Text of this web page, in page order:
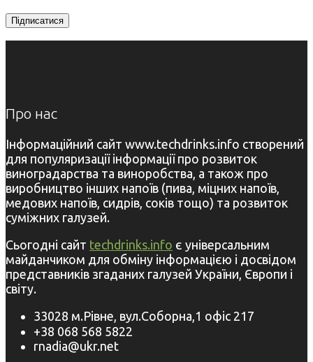
Про нас
Інформаційний сайт www.techdrinks.info створений
для популяризації інформації про розвиток
виноградарства та виноробства, а також про
виробництво інших напоїв (пива, міцних напоїв,
медових напоїв, сидрів, соків тощо) та розвиток
суміжних галузей.
Сьогодні сайт techdrinks.info є універсальним
майданчиком для обміну інформацією і досвідом
представників згаданих галузей України, Європи і
світу.
33028 м.Рівне, вул.Соборна,1 офіс 217
+38 068 568 5822
rnadia@ukr.net